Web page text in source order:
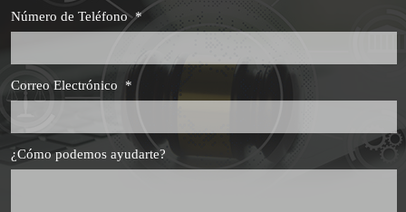
*
Número de Teléfono
*
Correo Electrónico
¿Cómo podemos ayudarte?